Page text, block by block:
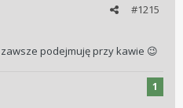
#1215
podejmuję przy kawie 😉
1